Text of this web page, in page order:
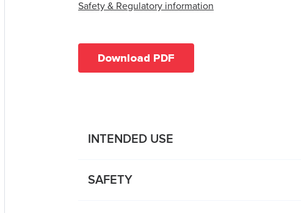
Safety & Regulatory information
Download PDF
INTENDED USE
SAFETY